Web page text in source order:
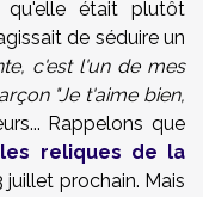
qu'elle était plutôt
de séduire un
c'est l'un de mes
"Je t'aime bien,
Rappelons que
reliques de la
prochain. Mais